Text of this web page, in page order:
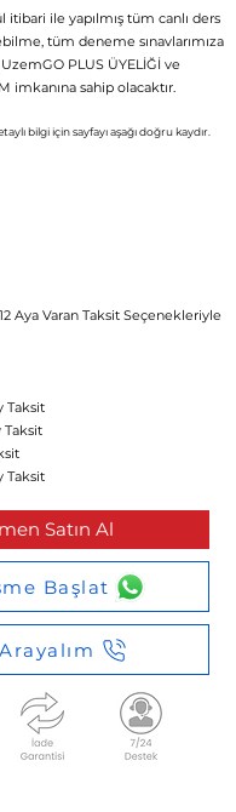
itibari ile yapılmış tüm canlı ders
tüm deneme sınavlarımıza
PLUS ÜYELİĞİ ve
imkanına sahip olacaktır.
bilgi içinsayfayı aşağı doğru kaydır.
Aya Varan Taksit Seçenekleriyle
Taksit
Taksit
Taksit
Satın Al
Başlat